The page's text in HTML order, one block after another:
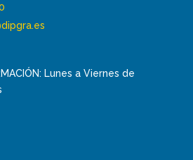
Lunes a Viernes de